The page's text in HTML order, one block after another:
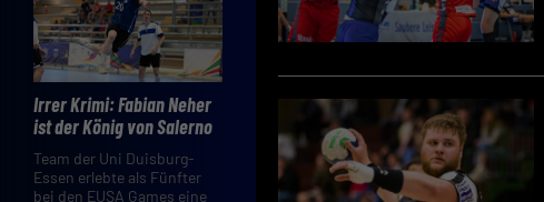
Irrer Krimi: Fabian Neher
ist der König von Salerno
Team der Uni Duisburg-
Essen erlebte als Fünfter
bei den EUSA Games eine